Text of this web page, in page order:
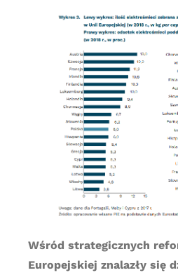
Wśród strategicznych
Europejskiej znalazły się